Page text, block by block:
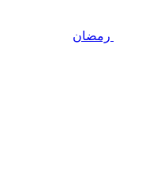
رمضان